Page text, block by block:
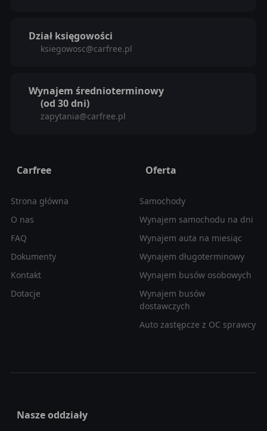
Dział księgowości
ksiegowosc@carfree.pl
Wynajem średnioterminowy
(od 30 dni)
zapytania@carfree.pl
Carfree
Strona główna
O nas
FAQ
Dokumenty
Kontakt
Dotacje
Oferta
Samochody
Wynajem samochodu na dni
Wynajem auta na miesiąc
Wynajem długoterminowy
Wynajem busów osobowych
Wynajem busów
dostawczych
Auto zastępcze z OC sprawcy
Nasze oddziały